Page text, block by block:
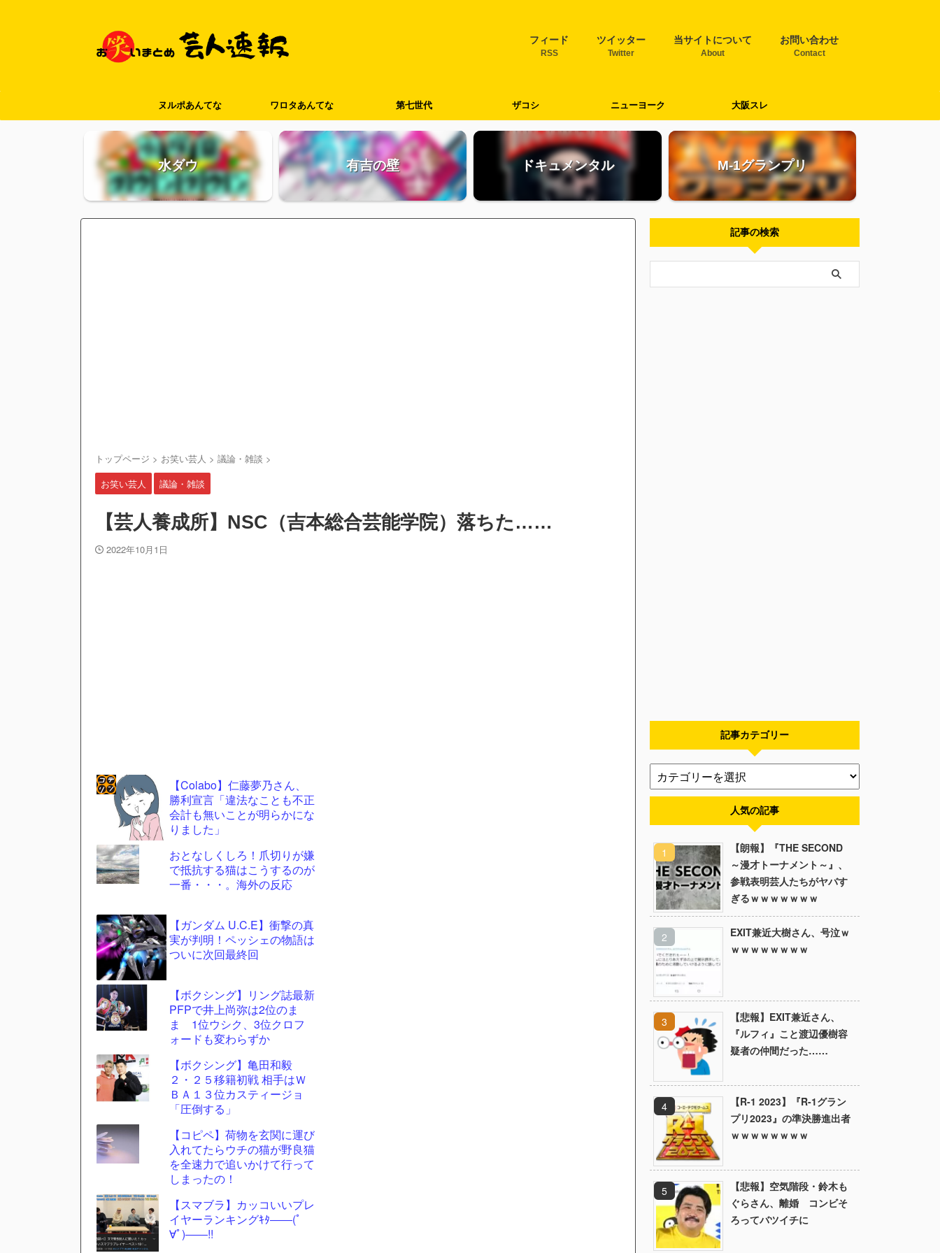
フィード
RSS
ツイッター
Twitter
当サイトについて
About
お問い合わせ
Contact
ヌルポあんてな ワロタあんてな 第七世代 ザコシ ニューヨーク 大阪スレ
水ダウ 有吉の壁 ドキュメンタル M-1グランプリ
トップページ > お笑い芸人 > 議論・雑談 >
お笑い芸人
議論・雑談
【芸人養成所】NSC（吉本総合芸能学院）落ちた……
2022年10月1日
【Colabo】仁藤夢乃さん、
勝利宣言「違法なことも不正
会計も無いことが明らかにな
りました」
おとなしくしろ！爪切りが嫌
で抵抗する猫はこうするのが
一番・・・。海外の反応
【ガンダム U.C.E】衝撃の真
実が判明！ペッシェの物語は
ついに次回最終回
【ボクシング】リング誌最新
PFPで井上尚弥は2位のま
ま 1位ウシク、3位クロフ
ォードも変わらずか
【ボクシング】亀田和毅
２・２５移籍初戦 相手はＷ
ＢＡ１３位カスティージョ
「圧倒する」
【コピペ】荷物を玄関に運び
入れてたらウチの猫が野良猫
を全速力で追いかけて行って
しまったの！
【スマブラ】カッコいいプレ
イヤーランキングｷﾀ――(ﾟ
∀ﾟ)――!!
- 固
定リ
ンク
更新
ツー
ル
記事の検索
記事カテゴリー
人気の記事
【朗報】『THE SECOND
～漫才トーナメント～』、
参戦表明芸人たちがヤバす
ぎるｗｗｗｗｗｗｗ
EXIT兼近大樹さん、号泣ｗ
ｗｗｗｗｗｗｗｗ
【悲報】EXIT兼近さん、
『ルフィ』こと渡辺優樹容
疑者の仲間だった……
【R-1 2023】『R-1グラン
プリ2023』の準決勝進出者
ｗｗｗｗｗｗｗｗ
【悲報】空気階段・鈴木も
ぐらさん、離婚 コンビそ
ろってバツイチに